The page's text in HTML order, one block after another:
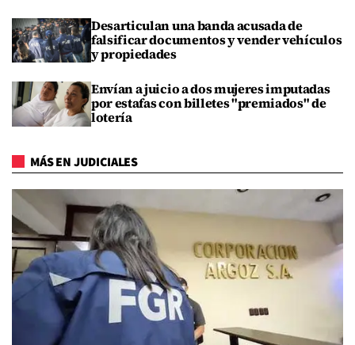
Desarticulan una banda acusada de
falsificar documentos y vender vehículos
y propiedades
Envían a juicio a dos mujeres imputadas
por estafas con billetes "premiados" de
lotería
MÁS EN JUDICIALES